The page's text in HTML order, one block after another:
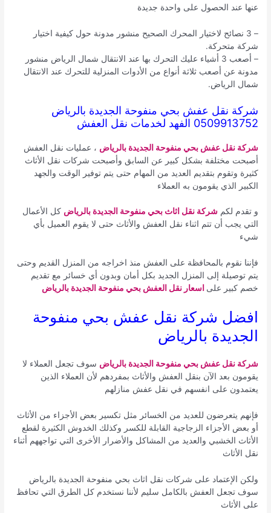
عنها عند الحصول على واحدة جديدة
– 3 نصائح لاختيار المحرك الصحيح منشور مدونة حول كيفية اختيار
شركة متحركة.
– أصعب 3 أشياء عليك التحرك بها عند الانتقال شمال الرياض منشور
مدونة عن أصعب ثلاثة أنواع من الأدوات المنزلية للتحرك عند الانتقال
شمال الرياض.
شركة نقل عفش بحي منفوحة الجديدة بالرياض
0509913752 الفهد لخدمات نقل العفش
شركة نقل عفش بحي منفوحة الجديدة بالرياض ، عمليات نقل العفش
أصبحت مختلفة بشكل كبير عن السابق وأصبحت شركات نقل الأثاث
كثيرة وتقوم بتقديم العديد من المهام حتى يتم توفير الوقت والجهد
الكبير الذي يقومون به العملاء
و تقدم لكمشركة نقل اثاث بحي منفوحة الجديدة بالرياض كل الأعمال
التي يجب أن تتم اثناء نقل العفش والأثاث حتى لا يقوم العميل بأي
شيء
فإننا نقوم بالمحافظة على العفش منذ اخراجه من المنزل القديم وحتى
يتم توصيلة إلى المنزل الجديد بكل أمان وبدون أي خسائر مع تقديم
خصم كبير على اسعار نقل العفش بحي منفوحة الجديدة بالرياض
افضل شركة نقل عفش بحي منفوحة
الجديدة بالرياض
شركة نقل عفش بحي منفوحة الجديدة بالرياض سوف تجعل العملاء لا
يقومون بعد الآن بنقل العفش والأثاث بمفردهم لأن العملاء الذين
يعتمدون على انفسهم في نقل عفش منازلهم
فإنهم يتعرضون للعديد من الخسائر مثل تكسير بعض الأجزاء من الأثاث
أو بعض الأجزاء الزجاجية القابلة للكسر وكذلك الخدوش الكثيرة لقطع
الأثاث الخشبي والعديد من المشاكل والأضرار الأخرى التي تواجههم أثناء
نقل الأثاث
ولكن الإعتماد على شركات نقل اثاث بحي منفوحة الجديدة بالرياض
سوف تجعل العفش بالكامل سليم لأننا نستخدم كل الطرق التي تحافظ
على الأثاث